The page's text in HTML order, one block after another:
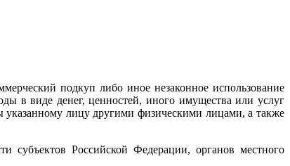
подкуп либо иное незаконное использование
в виде денег, ценностей, иного имущества или услуг
указанному лицу другими физическими лицами, а также
субъектов Российской Федерации, органов местного